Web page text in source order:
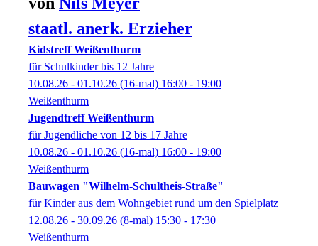
staatl. anerk. Erzieher
Kidstreff Weißenthurm
für Schulkinder bis 12 Jahre
10.08.26 - 01.10.26 (16-mal) 16:00 - 19:00
Weißenthurm
Jugendtreff Weißenthurm
für Jugendliche von 12 bis 17 Jahre
10.08.26 - 01.10.26 (16-mal) 16:00 - 19:00
Weißenthurm
Bauwagen "Wilhelm-Schultheis-Straße"
für Kinder aus dem Wohngebiet rund um den Spielplatz
12.08.26 - 30.09.26 (8-mal) 15:30 - 17:30
Weißenthurm